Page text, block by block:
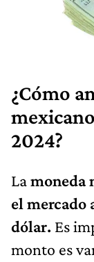
¿Cómo
2024?
Lamoneda
el mercado
dólar. Es
monto es